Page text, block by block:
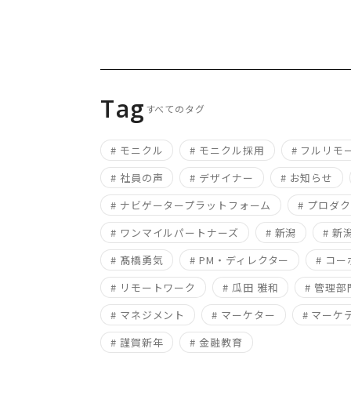
Tag すべてのタグ
# モニクル # モニクル採用
# フルリモ
# 社員の声
# デザイナー
# お知らせ
# ナビゲータープラットフォーム
# プロダ
# ワンマイルパートナーズ
# 新潟
# 新
# 髙橋勇気
# PM・ディレクター
# コー
# リモートワーク
# 瓜田 雅和
# 管理部
# マネジメント
# マーケター
# マーケ
# 謹賀新年
# 金融教育